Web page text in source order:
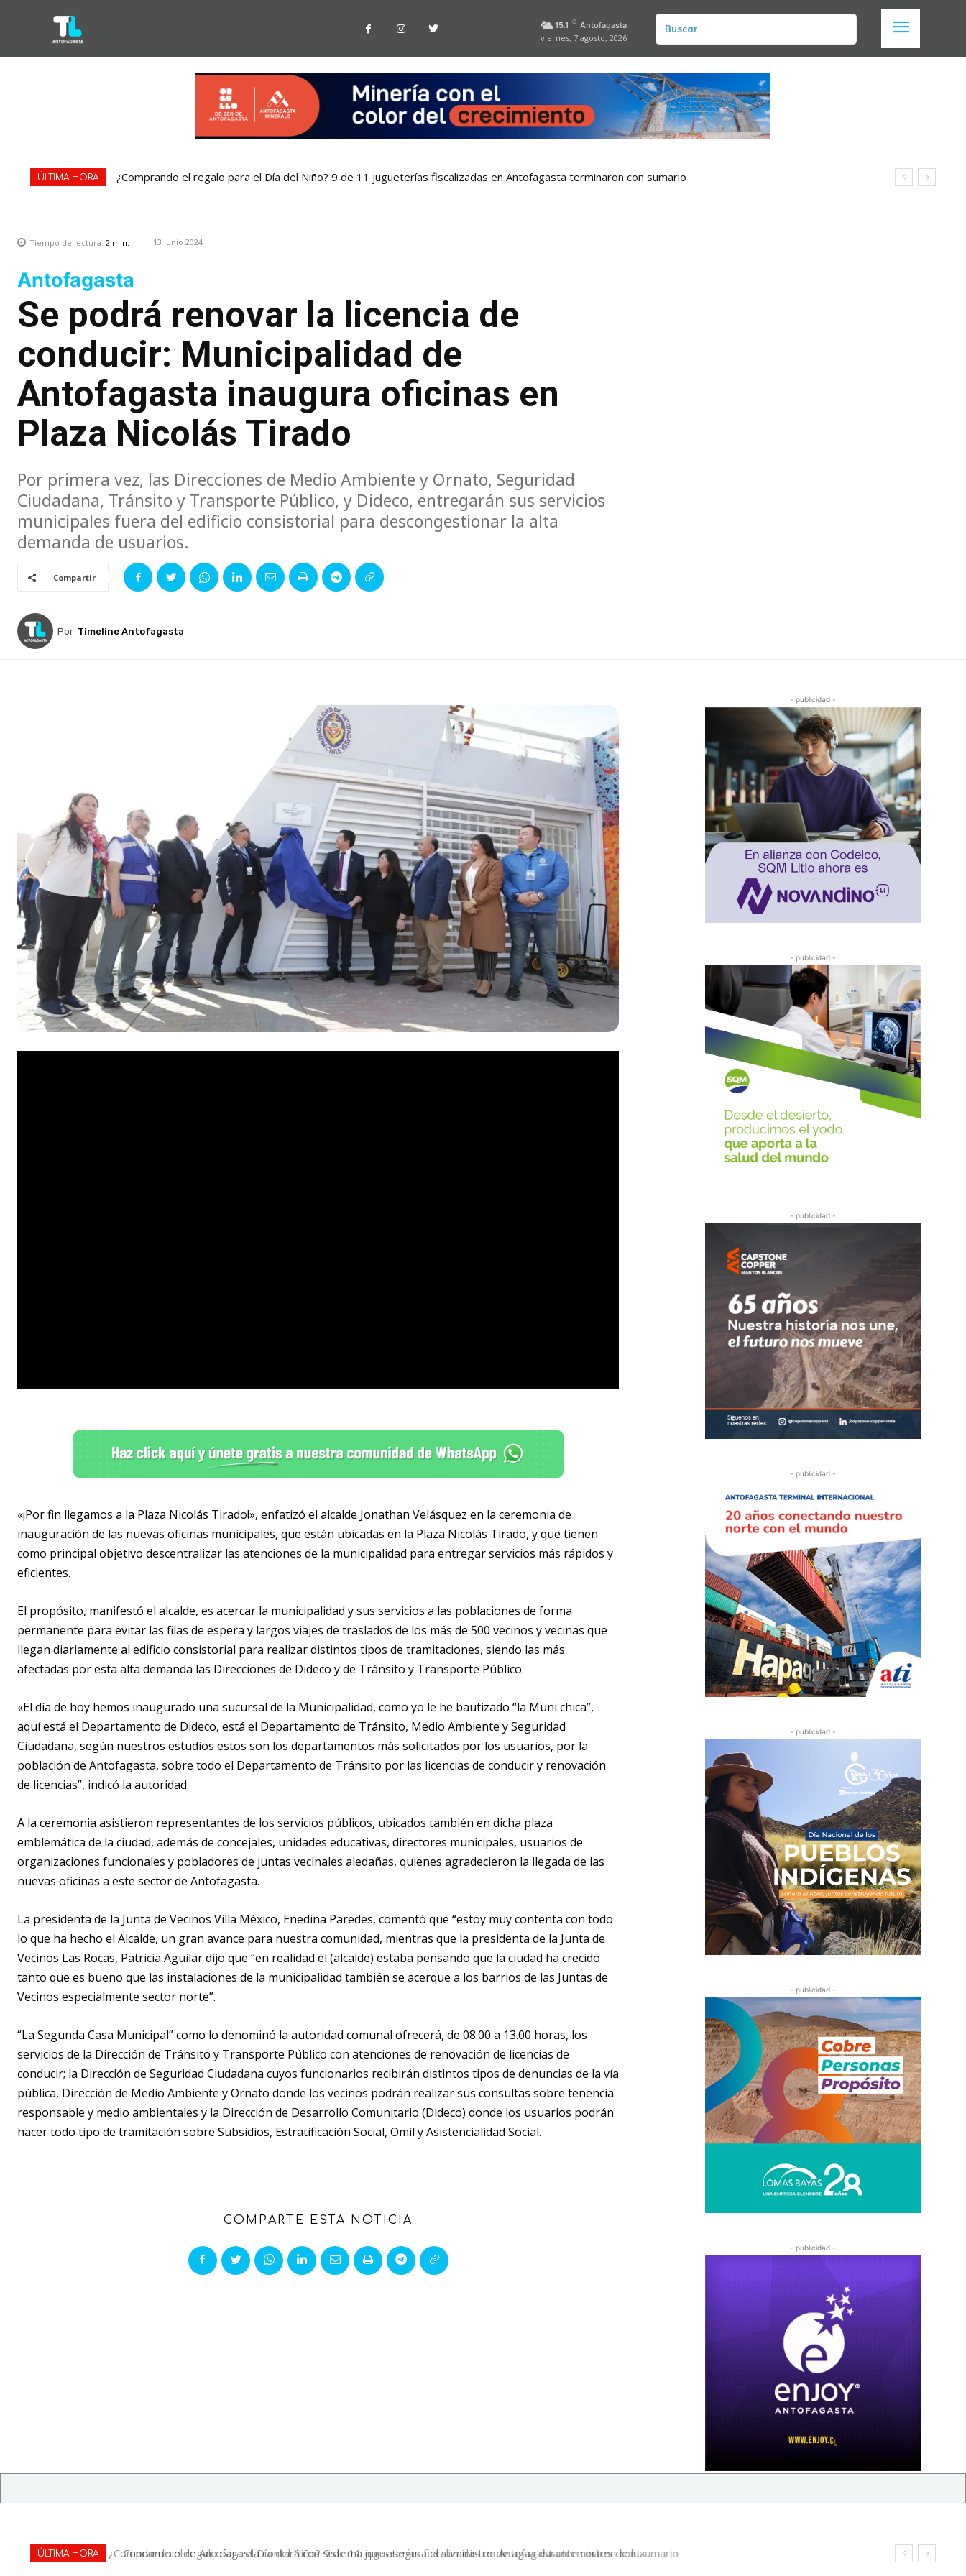
15.1 C Antofagasta
viernes, 7 agosto, 2026
Buscar
ÚLTIMA HORA ¿Comprando el regalo para el Día del Niño? 9 de 11 jugueterías fiscalizadas en Antofagasta terminaron con sumario
Tiempo de lectura: 2 min. 13 junio 2024
Antofagasta
Se podrá renovar la licencia de
conducir: Municipalidad de
Antofagasta inaugura oficinas en
Plaza Nicolás Tirado
Por primera vez, las Direcciones de Medio Ambiente y Ornato, Seguridad
Ciudadana, Tránsito y Transporte Público, y Dideco, entregarán sus servicios
municipales fuera del edificio consistorial para descongestionar la alta
demanda de usuarios.
Compartir
Por Timeline Antofagasta
«¡Por fin llegamos a la Plaza Nicolás Tirado!», enfatizó el alcalde Jonathan Velásquez en la ceremonia de
inauguración de las nuevas oficinas municipales, que están ubicadas en la Plaza Nicolás Tirado, y que tienen
como principal objetivo descentralizar las atenciones de la municipalidad para entregar servicios más rápidos y
eficientes.
El propósito, manifestó el alcalde, es acercar la municipalidad y sus servicios a las poblaciones de forma
permanente para evitar las filas de espera y largos viajes de traslados de los más de 500 vecinos y vecinas que
llegan diariamente al edificio consistorial para realizar distintos tipos de tramitaciones, siendo las más
afectadas por esta alta demanda las Direcciones de Dideco y de Tránsito y Transporte Público.
«El día de hoy hemos inaugurado una sucursal de la Municipalidad, como yo le he bautizado “la Muni chica”,
aquí está el Departamento de Dideco, está el Departamento de Tránsito, Medio Ambiente y Seguridad
Ciudadana, según nuestros estudios estos son los departamentos más solicitados por los usuarios, por la
población de Antofagasta, sobre todo el Departamento de Tránsito por las licencias de conducir y renovación
de licencias”, indicó la autoridad.
A la ceremonia asistieron representantes de los servicios públicos, ubicados también en dicha plaza
emblemática de la ciudad, además de concejales, unidades educativas, directores municipales, usuarios de
organizaciones funcionales y pobladores de juntas vecinales aledañas, quienes agradecieron la llegada de las
nuevas oficinas a este sector de Antofagasta.
La presidenta de la Junta de Vecinos Villa México, Enedina Paredes, comentó que “estoy muy contenta con todo
lo que ha hecho el Alcalde, un gran avance para nuestra comunidad, mientras que la presidenta de la Junta de
Vecinos Las Rocas, Patricia Aguilar dijo que “en realidad él (alcalde) estaba pensando que la ciudad ha crecido
tanto que es bueno que las instalaciones de la municipalidad también se acerque a los barrios de las Juntas de
Vecinos especialmente sector norte”.
“La Segunda Casa Municipal” como lo denominó la autoridad comunal ofrecerá, de 08.00 a 13.00 horas, los
servicios de la Dirección de Tránsito y Transporte Público con atenciones de renovación de licencias de
conducir; la Dirección de Seguridad Ciudadana cuyos funcionarios recibirán distintos tipos de denuncias de la vía
pública, Dirección de Medio Ambiente y Ornato donde los vecinos podrán realizar sus consultas sobre tenencia
responsable y medio ambientales y la Dirección de Desarrollo Comunitario (Dideco) donde los usuarios podrán
hacer todo tipo de tramitación sobre Subsidios, Estratificación Social, Omil y Asistencialidad Social.
COMPARTE ESTA NOTICIA
- publicidad -
- publicidad -
- publicidad -
- publicidad -
- publicidad -
- publicidad -
- publicidad -